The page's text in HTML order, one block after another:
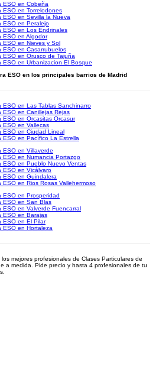
ESO en Cobeña
ESO en Torrelodones
ESO en Sevilla la Nueva
ESO en Peralejo
ESO en Los Endrinales
ESO en Algodor
ESO en Nieves y Sol
ESO en Casarrubuelos
ESO en Orusco de Tajuña
ESO en Urbanizacion El Bosque
ESO en los principales barrios de Madrid
ESO en Las Tablas Sanchinarro
ESO en Canillejas Rejas
ESO en Orcasitas Orcasur
ESO en Vallecas
ESO en Ciudad Lineal
ESO en Pacífico La Estrella
ESO en Villaverde
ESO en Numancia Portazgo
ESO en Pueblo Nuevo Ventas
ESO en Vicálvaro
ESO en Guindalera
ESO en Rios Rosas Vallehermoso
ESO en Prosperidad
ESO en San Blas
ESO en Valverde Fuencarral
ESO en Barajas
ESO en El Pilar
ESO en Hortaleza
mejores profesionales de Clases Particulares de
a medida. Pide precio y hasta 4 profesionales de tu